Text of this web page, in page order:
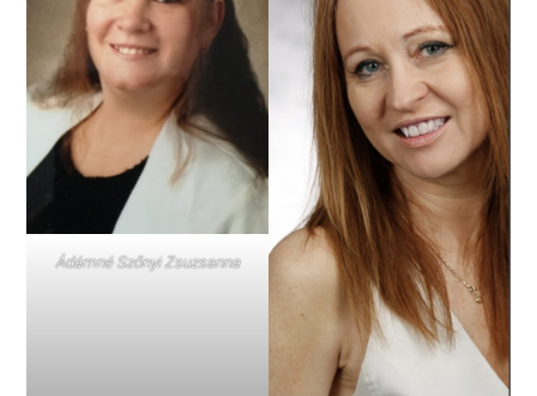
Ádámné Szőnyi Zsuzsanna